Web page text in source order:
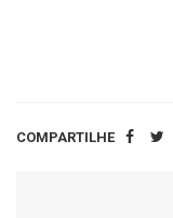
COMPARTILHE